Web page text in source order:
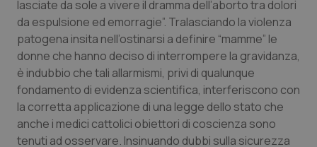
lasciate da sole a vivere il dramma dell’aborto tra dolori
da espulsione ed emorragie”. Tralasciando la violenza
patogena insita nell’ostinarsi a definire “mamme” le
donne che hanno deciso di interrompere la gravidanza,
è indubbio che tali allarmismi, privi di qualunque
fondamento di evidenza scientifica, interferiscono con
la corretta applicazione di una legge dello stato che
anche i medici cattolici obiettori di coscienza sono
tenuti ad osservare. Insinuando dubbi sulla sicurezza